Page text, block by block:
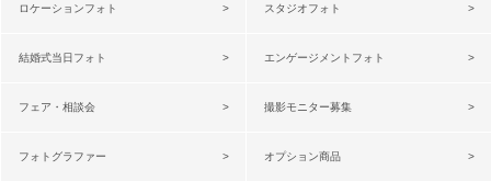
ロケーションフォト スタジオフォト
結婚式当日フォト エンゲージメントフォト
フェア・相談会 撮影モニター募集
フォトグラファー オプション商品